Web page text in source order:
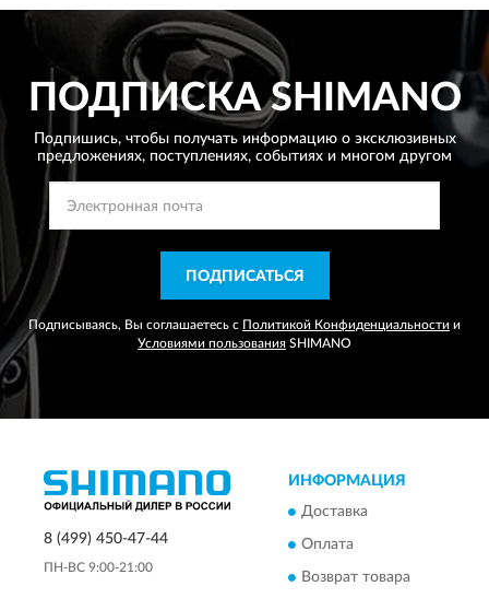
ПОДПИСКАSHIMANO
Подпишись, чтобы получать информацию о эксклюзивных
предложениях, поступлениях, событиях и многом другом
ПОДПИСАТЬСЯ
Подписываясь, Вы соглашаетесь с Политикой Конфиденциальности и
Условиями пользования SHIMANO
8 (499) 450-47-44
ПН-ВС 9:00-21:00
ИНФОРМАЦИЯ
Доставка
Оплата
Возврат товара